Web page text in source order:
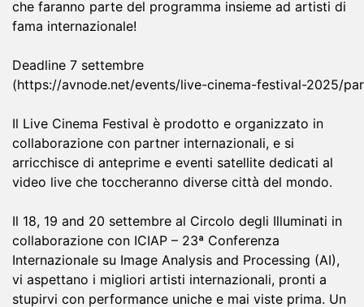
che faranno parte del programma insieme ad artisti di
fama internazionale!
Deadline 7 settembre
(https://avnode.net/events/live-cinema-festival-2025/
Il Live Cinema Festival è prodotto e organizzato in
collaborazione con partner internazionali, e si
arricchisce di anteprime e eventi satellite dedicati al
video live che toccheranno diverse città del mondo.
Il 18, 19 and 20 settembre al Circolo degli Illuminati in
collaborazione con ICIAP – 23ª Conferenza
Internazionale su Image Analysis and Processing (AI),
vi aspettano i migliori artisti internazionali, pronti a
stupirvi con performance uniche e mai viste prima. Un